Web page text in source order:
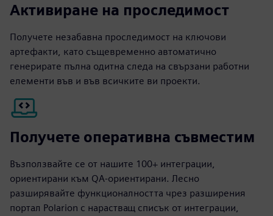
Активиране на проследимост
Получете незабавна проследимост на ключови
артефакти, като същевременно автоматично
генерирате пълна одитна следа на свързани работни
елементи във и във всичките ви проекти.
Получете оперативна съвместим
Възползвайте се от нашите 100+ интеграции,
ориентирани към QA-ориентирани. Лесно
разширявайте функционалността чрез разширения
портал Polarion с нарастващ списък от интеграции,